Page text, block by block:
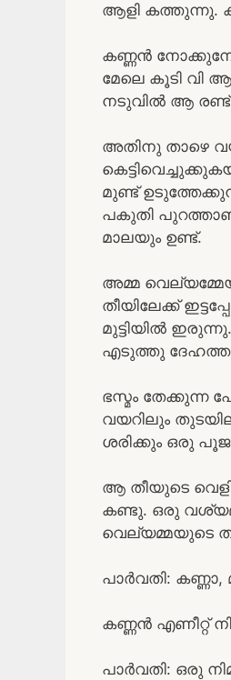
ആളി കത്തുന്നു.
കണ്ണൻ
മേലെ കൂടി വി
നടുവിൽ ആ രണ്ട്
അതിനു താഴെ
മുണ്ട്
പകുതി
മാലയും ഉണ്ട്.
അമ്മ
തീയിലേക്ക്
മുട്ടിയിൽ
എടുത്തു ദേഹത്തു
ഭസ്മം തേക്കുന്ന
വയറിലും
ശരിക്കും ഒരു
ആ തീയുടെ
കണ്ടു. ഒരു
വെല്യമ്മയുടെ
പാർവതി:
കണ്ണൻ എണീറ്റ്
പാർവതി: ഒരു